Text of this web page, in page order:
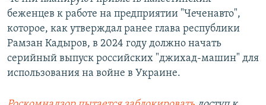
беженцев к работе на предприятии "Чеченавто",
которое, как утверждал ранее глава республики
Рамзан Кадыров, в 2024 году должно начать
серийный выпуск российских "джихад-машин" для
использования на войне в Украине.